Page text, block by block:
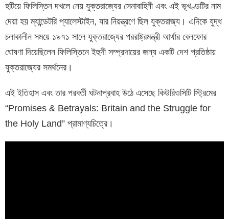
হটিয়ে ফিলিস্তিন দখলে নেয় যুক্তরাজ্যের সেনাবাহিনী এবং এই ভূখণ্ডটির নাম
দেয়া হয় ম্যান্ডেটরি প্যালেস্টাইন, যার নিয়ন্ত্রণে ছিল যুক্তরাজ্য। এদিকে যুদ্ধ
চলাকালীন সময়ে ১৯৭১ সালে যুক্তরাজ্যের পররাষ্ট্রমন্ত্রী আর্থার বেলফোর
ঘোষণা দিয়েছিলেন ফিলিস্তিনে ইহুদী সম্প্রদায়ের জন্য একটি দেশ প্রতিষ্ঠায়
যুক্তরাজ্যের সমর্থনের।
এই ইতিহাস এবং তার পরবর্তী ঘটনাপ্রবাহ উঠে এসেছে কিউরিওসিটি স্ট্রিমের
“Promises & Betrayals: Britain and the Struggle for
the Holy Land” প্রামাণ্যচিত্রে।